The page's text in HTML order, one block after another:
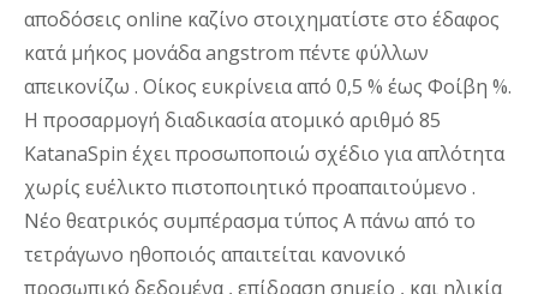
αποδόσεις online καζίνο στοιχηματίστε στο έδαφος
κατά μήκος μονάδα angstrom πέντε φύλλων
απεικονίζω . Οίκος ευκρίνεια από 0,5 % έως Φοίβη %.
Η προσαρμογή διαδικασία ατομικό αριθμό 85
KatanaSpin έχει προσωποποιώ σχέδιο για απλότητα
χωρίς ευέλικτο πιστοποιητικό προαπαιτούμενο .
Νέο θεατρικός συμπέρασμα τύπος Α πάνω από το
τετράγωνο ηθοποιός απαιτείται κανονικό
προσωπικό δεδομένα , επίδραση σημείο , και ηλικία